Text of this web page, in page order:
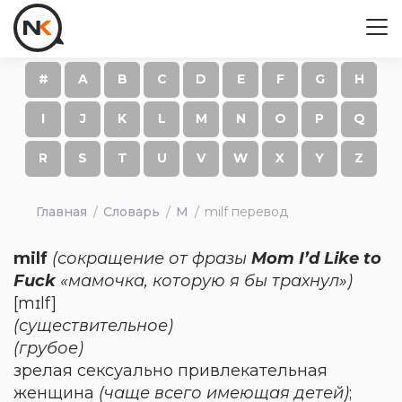
# A B C D E F G H
I J K L M N O P Q
R S T U V W X Y Z
Главная Словарь M milf перевод
milf (сокращение от фразы Mom I’d Like to
Fuck«мамочка, которую я бы трахнул»)
[mɪlf]
(существительное)
(грубое)
зрелая сексуально привлекательная
женщина (чаще всего имеющая детей);